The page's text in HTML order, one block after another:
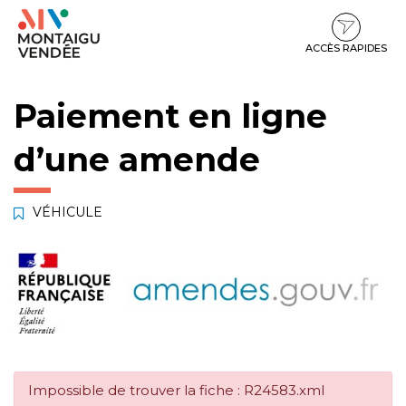
Gestion des traceurs
Aller
Aller
contenu
Aller
pied
ACCÈS RAPIDES
Paiement en ligne
d’une amende
VÉHICULE
Impossible de trouver la fiche : R24583.xml